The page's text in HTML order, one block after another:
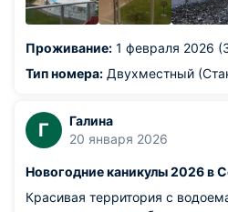
Проживание: 1 февраля 2026
Тип номера: Двухместный
Г
Галина
20 января 2026
Новогодние каникулы 2026 в
Красивая территория с